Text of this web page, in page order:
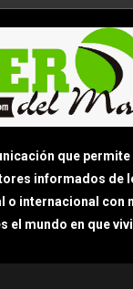
que permite
informados de
o internacional con
el mundo en que